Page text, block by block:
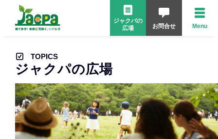
ジャクパの
広場
お問合せ Menu
TOPICS
ジャクパの広場